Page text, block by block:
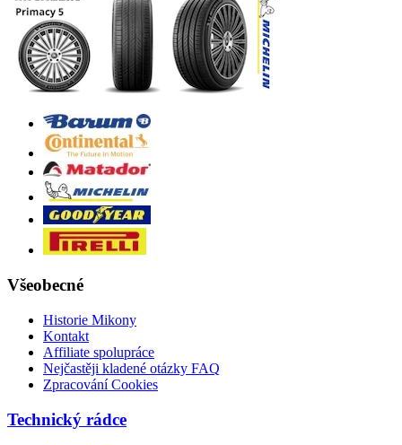
Všeobecné
Historie Mikony
Kontakt
Affiliate spolupráce
Nejčastěji kladené otázky FAQ
Zpracování Cookies
Technický rádce